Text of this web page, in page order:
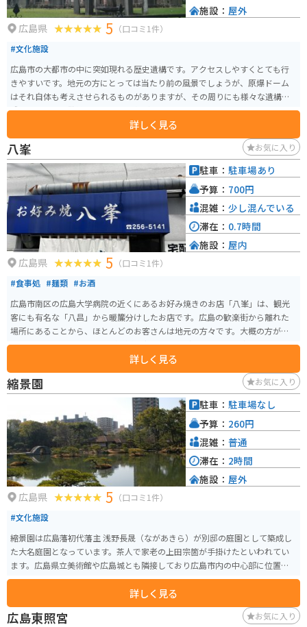
広島県 5 （口コミ1件）
#文化施設
広島市の大都市の中に突如現れる歴史遺構です。アクセスしやすくとても行
きやすいです。地元の方にとっては当たり前の風景でしょうが、原爆ドーム
はそれ自体も考えさせられるものがありますが、その周りにも様々な遺構が
残っているので散策すれば色々と気づかされるスポットです。
詳しく見る
施設： 屋外
八峯 お気に入り
広島県 5 （口コミ1件）
#食事処 #麺類 #お酒
広島市南区の広島大学病院の近くにあるお好み焼きのお店「八峯」は、観光
客にも有名な「八昌」から暖簾分けしたお店です。広島の歓楽街から離れた
場所にあることから、ほとんどのお客さんは地元の方々です。大概の方が頼
まれるのは、肉玉そばですが、通の方は肉玉うどんを頼まれる方もいます。
どちらも700円でボリュームもあり、たっぷり入ったキャベツと麺、そして薄
く敷いた生地とのバランスがバッチリで、少し甘めのソースが載っていて、
とっても美味しいです。目の前の鉄板でお好み焼きを焼いている店の雰囲気
も、昭和を感じられていい感じです。
詳しく見る
駐車： 駐車場あり
予算： 700円
混雑： 少し混んでいる
滞在： 0.7時間
施設： 屋内
縮景園 お気に入り
広島県 5 （口コミ1件）
#文化施設
縮景園は広島藩初代藩主 浅野長晟（ながあきら）が別邸の庭園として築成し
た大名庭園となっています。茶人で家老の上田宗箇が手掛けたといわれてい
ます。広島県立美術館や広島城とも隣接しており広島市内の中心部に位置し
ます。そのためアクセスは良いです。
詳しく見る
駐車： 駐車場なし
予算： 260円
混雑： 普通
滞在： 2時間
施設： 屋外
広島東照宮 お気に入り